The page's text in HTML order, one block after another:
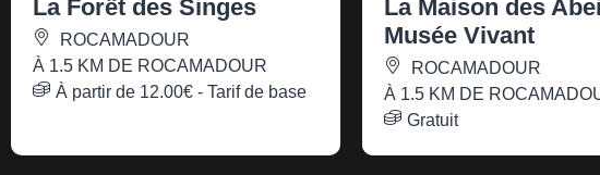
La Forêt des Singes
ROCAMADOUR
À 1.5 KM DE ROCAMADOUR
À partir de 12.00€ - Tarif de base
La Maison des
Musée Vivant
ROCAMADOUR
À 1.5 KM DE
Gratuit